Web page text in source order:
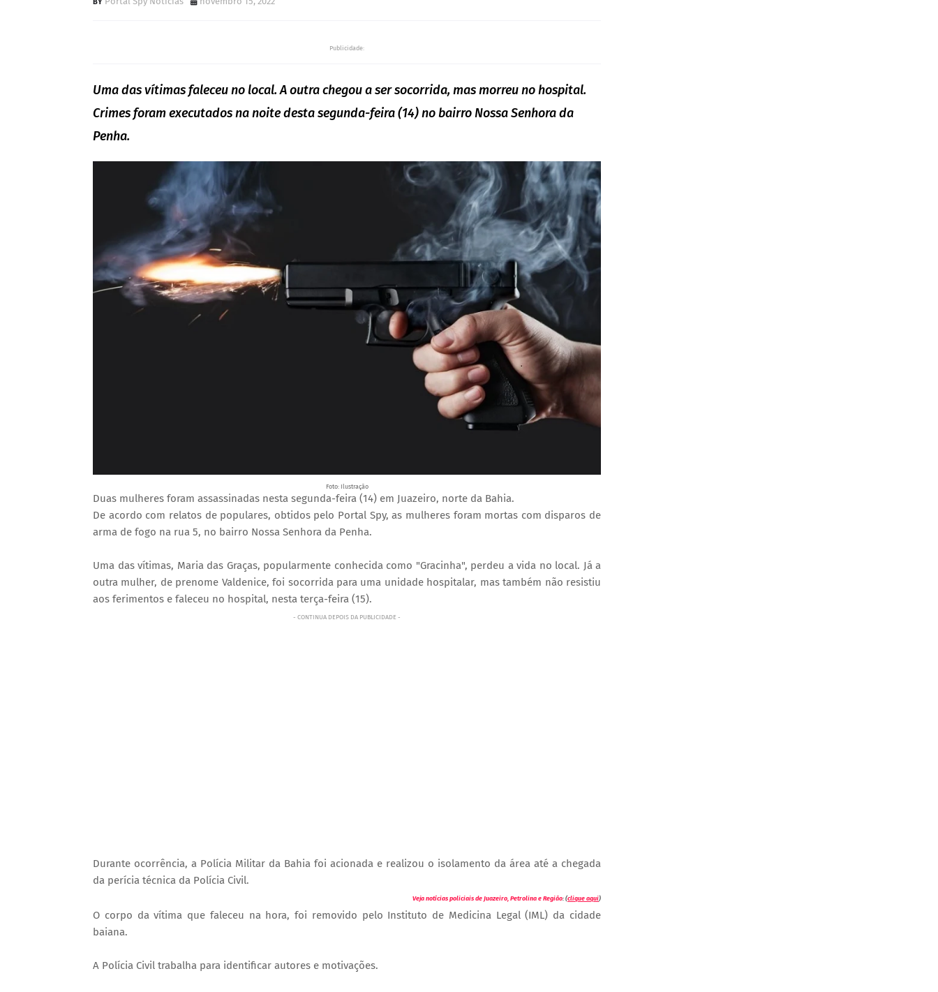
Publicidade:
Uma das vítimas faleceu no local. A outra chegou a ser socorrida, mas morreu no hospital.
Crimes foram executados na noite desta segunda-feira (14) no bairro Nossa Senhora da
Penha.
Foto: Ilustração
Duas mulheres foram assassinadas nesta segunda-feira (14) em Juazeiro, norte da Bahia.
De acordo com relatos de populares, obtidos pelo Portal Spy, as mulheres foram mortas com disparos de
arma de fogo na rua 5, no bairro Nossa Senhora da Penha.
Uma das vítimas, Maria das Graças, popularmente conhecida como "Gracinha", perdeu a vida no local. Já a
outra mulher, de prenome Valdenice, foi socorrida para uma unidade hospitalar, mas também não resistiu
aos ferimentos e faleceu no hospital, nesta terça-feira (15).
- CONTINUA DEPOIS DA PUBLICIDADE -
Durante ocorrência, a Polícia Militar da Bahia foi acionada e realizou o isolamento da área até a chegada
da perícia técnica da Polícia Civil.
Veja notícias policiais de Juazeiro, Petrolina e Região: (clique aqui)
O corpo da vítima que faleceu na hora, foi removido pelo Instituto de Medicina Legal (IML) da cidade
baiana.
A Polícia Civil trabalha para identificar autores e motivações.